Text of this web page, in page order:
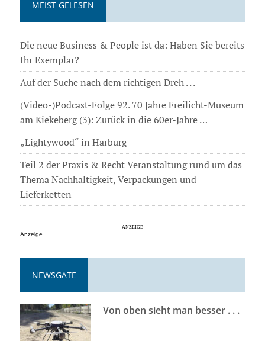
MEIST GELESEN
Die neue Business & People ist da: Haben Sie bereits
Ihr Exemplar?
Auf der Suche nach dem richtigen Dreh . . .
(Video-)Podcast-Folge 92. 70 Jahre Freilicht-Museum
am Kiekeberg (3): Zurück in die 60er-Jahre …
„Lightywood“ in Harburg
Teil 2 der Praxis & Recht Veranstaltung rund um das
Thema Nachhaltigkeit, Verpackungen und
Lieferketten
Anzeige
NEWSGATE
Von oben sieht man besser . . .